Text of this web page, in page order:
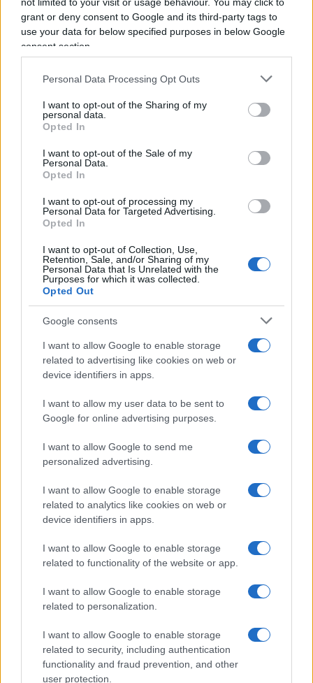
grant or deny consent to Google and its third-party tags to
use your data for below specified purposes in below Google
consent section.
Personal Data Processing Opt Outs
I want to opt-out of the Sharing of my
personal data.
Opted In
I want to opt-out of the Sale of my
Personal Data.
Opted In
I want to opt-out of processing my
Personal Data for Targeted Advertising.
Opted In
I want to opt-out of Collection, Use,
Retention, Sale, and/or Sharing of my
Personal Data that Is Unrelated with the
Purposes for which it was collected.
Opted Out
Google consents
I want to allow Google to enable storage
related to advertising like cookies on web or
device identifiers in apps.
I want to allow my user data to be sent to
Google for online advertising purposes.
I want to allow Google to send me
personalized advertising.
I want to allow Google to enable storage
related to analytics like cookies on web or
device identifiers in apps.
I want to allow Google to enable storage
related to functionality of the website or app.
I want to allow Google to enable storage
related to personalization.
I want to allow Google to enable storage
related to security, including authentication
functionality and fraud prevention, and other
user protection.
di centinaia di oppositori politici nel 1988 – tra i
papabili a sostituire la Guida Suprema Ali
Khamenei.
E l’Italia che fa? Che dice? A quanto pare nulla.
Teheran, stando almeno alle posizioni ufficiali
della politica estera italiana, espresse in questi
giorni all’apertura della Assemblea generale delle
Nazioni Unite. Come non ricordare, infatti, che il
riunione dell’Onu sulla pena di morte, ricordando
l’impegno italiano per una moratoria? E chi
detiene il triste record di condanne a morte, in
rapporto al numero della popolazione? L’Iran…
Eppure il governo italiano è rimasto in silenzio,
anche davanti alla recente esecuzione del wrestler
Afkari (nonostante la condanna di tutta la Ue).
Come non ricordare che il 23 settembre scorso il
vice ministro degli affari esteri, Marina Sereni,
dichiaravache l’Italia era in prima fila nel
combattere le discriminazioni LGBTI? E quale
Paese ancora oggi arresta i suoi cittadini per il
loro orientamento sessuale? L’Iran, ovviamente…
Eppure, anche su questo, da Roma neanche una
Immaginiamo la probabile giustificazione, Roma
Siracusa, lanciati dall’allora ministro degli affari
esteri Emma Bonino, tra giuristi iraniani e italiani.
Dialoghi che, dal 2013 ad oggi, non hanno